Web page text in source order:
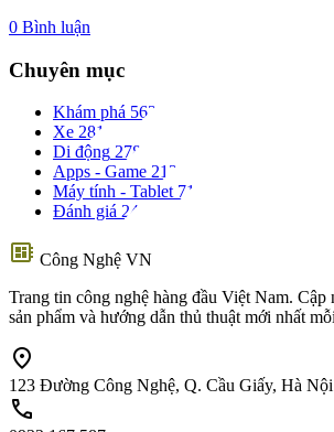
0 Bình luận
Chuyên mục
Khám phá 562
Xe 281
Di động 278
Apps - Game 212
Máy tính - Tablet 71
Đánh giá 24
developer_board Công Nghệ VN
Trang tin công nghệ hàng đầu Việt Nam. Cập
sản phẩm và hướng dẫn thủ thuật mới nhất
location_on
123 Đường Công Nghệ, Q. Cầu Giấy, Hà Nội
call